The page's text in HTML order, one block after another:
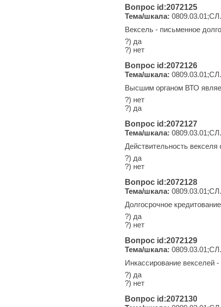
Вопрос id:2072125
Тема/шкала:
Вексель - письменное
?) да
?) нет
Вопрос id:2072126
Тема/шкала:
Высшим органом ВТО
?) нет
?) да
Вопрос id:2072127
Тема/шкала:
Действительность
?) да
?) нет
Вопрос id:2072128
Тема/шкала:
Долгосрочное
?) да
?) нет
Вопрос id:2072129
Тема/шкала:
Инкассирование векселей
?) да
?) нет
Вопрос id:2072130